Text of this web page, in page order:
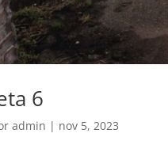
6
admin | nov 5, 2023